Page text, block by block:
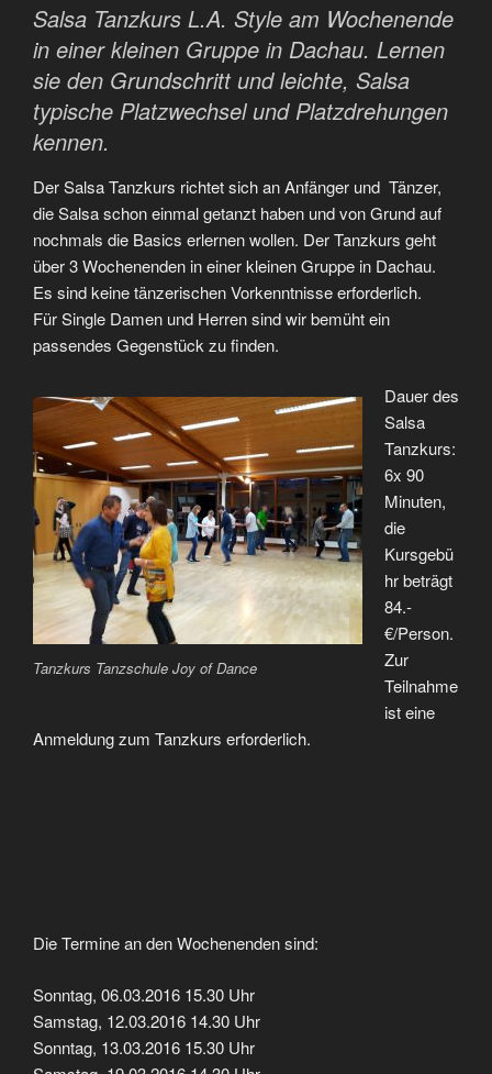
Salsa Tanzkurs L.A. Style am Wochenende
in einer kleinen Gruppe in Dachau. Lernen
sie den Grundschritt und leichte, Salsa
typische Platzwechsel und Platzdrehungen
kennen.
Der Salsa Tanzkurs richtet sich an Anfänger und Tänzer,
die Salsa schon einmal getanzt haben und von Grund auf
nochmals die Basics erlernen wollen. Der Tanzkurs geht
über 3 Wochenenden in einer kleinen Gruppe in Dachau.
Es sind keine tänzerischen Vorkenntnisse erforderlich.
Für Single Damen und Herren sind wir bemüht ein
passendes Gegenstück zu finden.
Tanzkurs Tanzschule Joy of Dance
Dauer des
Salsa
Tanzkurs:
6x 90
Minuten,
die
Kursgebü
hr beträgt
84.-
€/Person.
Zur
Teilnahme
ist eine
Anmeldung zum Tanzkurs erforderlich.
Die Termine an den Wochenenden sind:
Sonntag, 06.03.2016 15.30 Uhr
Samstag, 12.03.2016 14.30 Uhr
Sonntag, 13.03.2016 15.30 Uhr